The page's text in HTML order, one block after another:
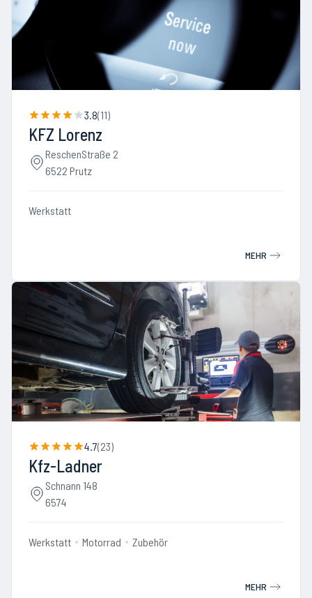
3.8(11)
KFZ Lorenz
ReschenStraße 2
6522 Prutz
Werkstatt
MEHR
4.7(23)
Kfz-Ladner
Schnann 148
6574
Werkstatt Motorrad Zubehör
MEHR